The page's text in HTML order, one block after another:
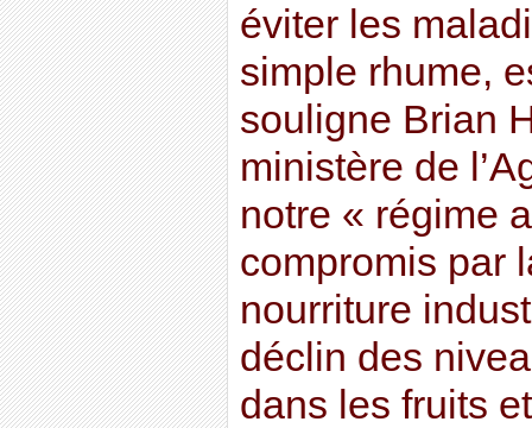
éviter les
simple rhume,
souligne Brian
ministère de
notre « régime
compromis par
nourriture
déclin des
dans les fruits